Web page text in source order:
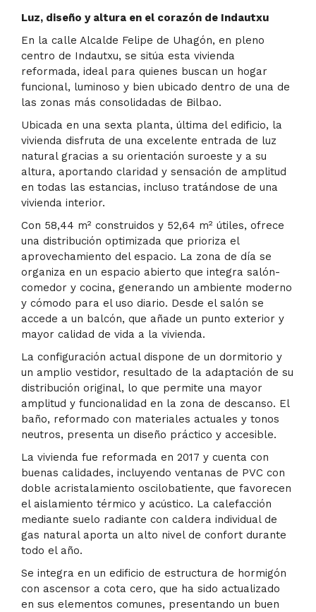
Luz, diseño y altura en el corazón de Indautxu
En la calle Alcalde Felipe de Uhagón, en pleno
centro de Indautxu, se sitúa esta vivienda
reformada, ideal para quienes buscan un hogar
funcional, luminoso y bien ubicado dentro de una de
las zonas más consolidadas de Bilbao.
Ubicada en una sexta planta, última del edificio, la
vivienda disfruta de una excelente entrada de luz
natural gracias a su orientación suroeste y a su
altura, aportando claridad y sensación de amplitud
en todas las estancias, incluso tratándose de una
vivienda interior.
Con 58,44 m² construidos y 52,64 m² útiles, ofrece
una distribución optimizada que prioriza el
aprovechamiento del espacio. La zona de día se
organiza en un espacio abierto que integra salón-
comedor y cocina, generando un ambiente moderno
y cómodo para el uso diario. Desde el salón se
accede a un balcón, que añade un punto exterior y
mayor calidad de vida a la vivienda.
La configuración actual dispone de un dormitorio y
un amplio vestidor, resultado de la adaptación de su
distribución original, lo que permite una mayor
amplitud y funcionalidad en la zona de descanso. El
baño, reformado con materiales actuales y tonos
neutros, presenta un diseño práctico y accesible.
La vivienda fue reformada en 2017 y cuenta con
buenas calidades, incluyendo ventanas de PVC con
doble acristalamiento oscilobatiente, que favorecen
el aislamiento térmico y acústico. La calefacción
mediante suelo radiante con caldera individual de
gas natural aporta un alto nivel de confort durante
todo el año.
Se integra en un edificio de estructura de hormigón
con ascensor a cota cero, que ha sido actualizado
en sus elementos comunes, presentando un buen